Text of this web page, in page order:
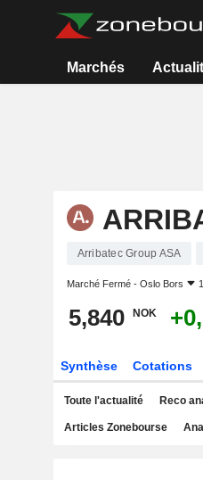
Marchés
Arribatec Group ASA
Marché Fermé - Oslo Bors
5,840 NOK
Synthèse Cotations
Toute l'actualité Reco
Articles Zonebourse